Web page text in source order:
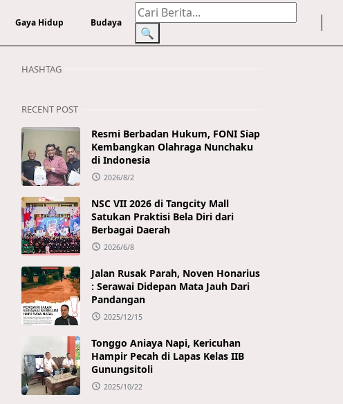
Gaya Hidup Budaya
🔍
HASHTAG
RECENT POST
Resmi Berbadan Hukum, FONI Siap
Kembangkan Olahraga Nunchaku
di Indonesia
2026/8/2
NSC VII 2026 di Tangcity Mall
Satukan Praktisi Bela Diri dari
Berbagai Daerah
2026/6/8
Jalan Rusak Parah, Noven Honarius
: Serawai Didepan Mata Jauh Dari
Pandangan
2025/12/15
Tonggo Aniaya Napi, Kericuhan
Hampir Pecah di Lapas Kelas IIB
Gunungsitoli
2025/10/22